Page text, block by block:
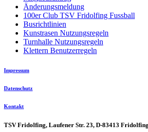
Änderungsmeldung
100er Club TSV Fridolfing Fussball
Busrichtlinien
Kunstrasen Nutzungsregeln
Turnhalle Nutzungsregeln
Klettern Benutzerregeln
Impressum
Datenschutz
Kontakt
TSV Fridolfing, Laufener Str. 23, D-83413 Fridolfing